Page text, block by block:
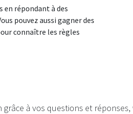
en répondant à des
pouvez aussi gagner des
connaître les règles
à vos questions et